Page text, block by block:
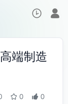
端制造
0 0